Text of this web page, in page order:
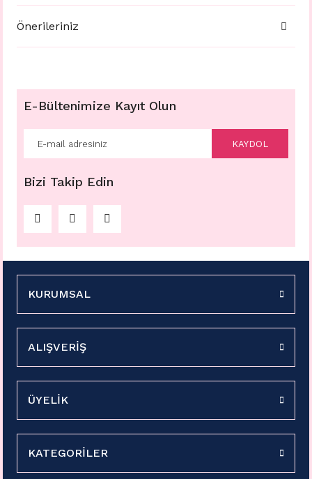
Önerileriniz
E-Bültenimize Kayıt Olun
KAYDOL
Bizi Takip Edin
KURUMSAL
ALIŞVERİŞ
ÜYELİK
KATEGORİLER